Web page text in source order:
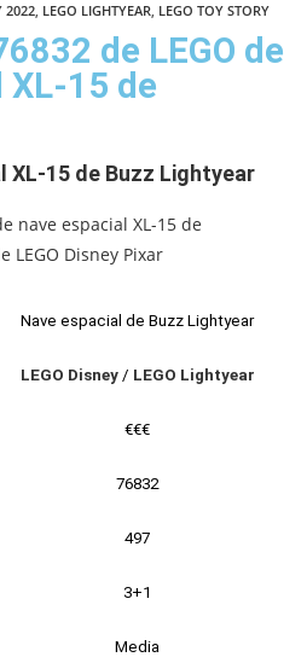
2022, LEGO LIGHTYEAR, LEGO TOY STORY
de LEGO de
XL-15 de
XL-15 de Buzz Lightyear
Nave espacial de Buzz Lightyear
LEGO Disney/ LEGO Lightyear
€€€
76832
497
3+1
Media